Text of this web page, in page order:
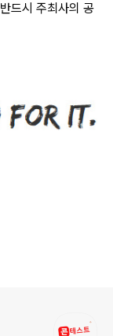
반드시 주최사의 공